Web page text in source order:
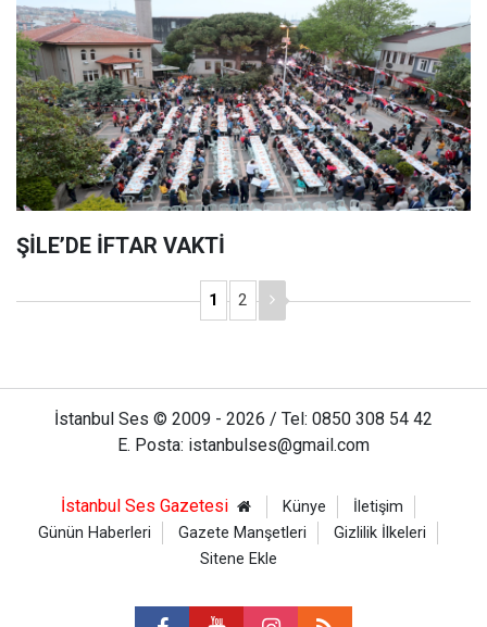
ŞİLE’DE İFTAR VAKTİ
1 2
İstanbul Ses © 2009 - 2026 / Tel: 0850 308 54 42
E. Posta: istanbulses@gmail.com
İstanbul Ses Gazetesi Künye
İletişim
Günün Haberleri
Gazete Manşetleri
Gizlilik İlkeleri
Sitene Ekle